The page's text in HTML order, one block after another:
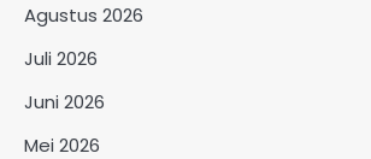
Agustus 2026
Juli 2026
Juni 2026
Mei 2026